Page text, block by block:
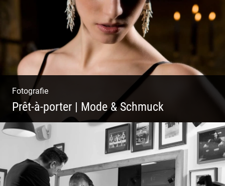
Fotografie
Prêt-à-porter | Mode & Schmuck